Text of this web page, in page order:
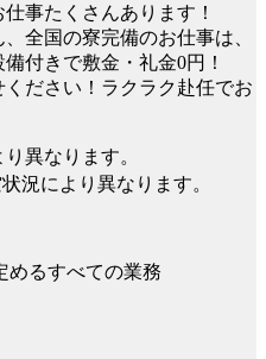
事たくさんあります！
全国の寮完備のお仕事は、
付きで敷金・礼金0円！
ださい！ラクラク赴任でお
異なります。
況により異なります。
めるすべての業務